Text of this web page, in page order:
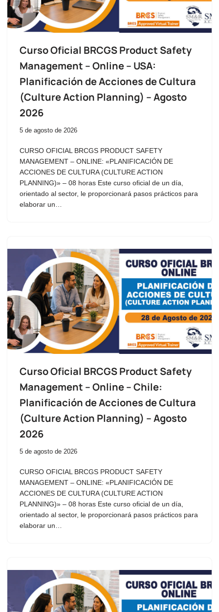
Curso Oficial BRCGS Product Safety
Management – Online – USA:
Planificación de Acciones de Cultura
(Culture Action Planning) – Agosto
2026
5 de agosto de 2026
CURSO OFICIAL BRCGS PRODUCT SAFETY
MANAGEMENT – ONLINE: «PLANIFICACIÓN DE
ACCIONES DE CULTURA (CULTURE ACTION
PLANNING)» – 08 horas Este curso oficial de un día,
orientado al sector, le proporcionará pasos prácticos para
elaborar un…
Curso Oficial BRCGS Product Safety
Management – Online – Chile:
Planificación de Acciones de Cultura
(Culture Action Planning) – Agosto
2026
5 de agosto de 2026
CURSO OFICIAL BRCGS PRODUCT SAFETY
MANAGEMENT – ONLINE: «PLANIFICACIÓN DE
ACCIONES DE CULTURA (CULTURE ACTION
PLANNING)» – 08 horas Este curso oficial de un día,
orientado al sector, le proporcionará pasos prácticos para
elaborar un…